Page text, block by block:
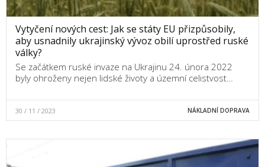
Vytyčení nových cest: Jak se státy EU přizpůsobily,
aby usnadnily ukrajinský vývoz obilí uprostřed ruské
války?
Se začátkem ruské invaze na Ukrajinu 24. února 2022
byly ohroženy nejen lidské životy a územní celistvost…
30 / 11 / 2023 NÁKLADNÍ DOPRAVA